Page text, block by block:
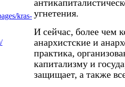
угнетения.
И сейчас, более чем
анархистские и
практика,
капитализму и
защищает, а также